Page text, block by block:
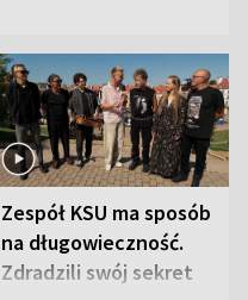
Zespół KSU ma sposób
na długowieczność.
Zdradzili swój sekret